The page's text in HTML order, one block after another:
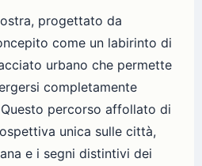
progettato da
come un labirinto di
urbano che permette
completamente
percorso affollato di
unica sulle città,
e i segni distintivi dei